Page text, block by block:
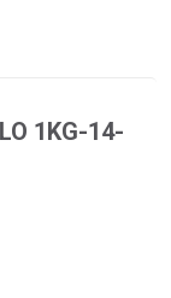
1KG-14-